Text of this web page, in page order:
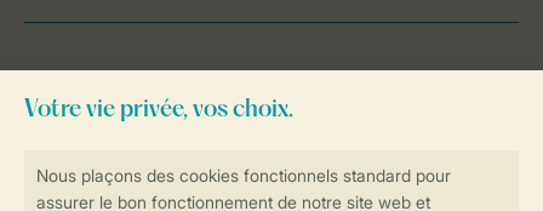
contactez notreContact Center.